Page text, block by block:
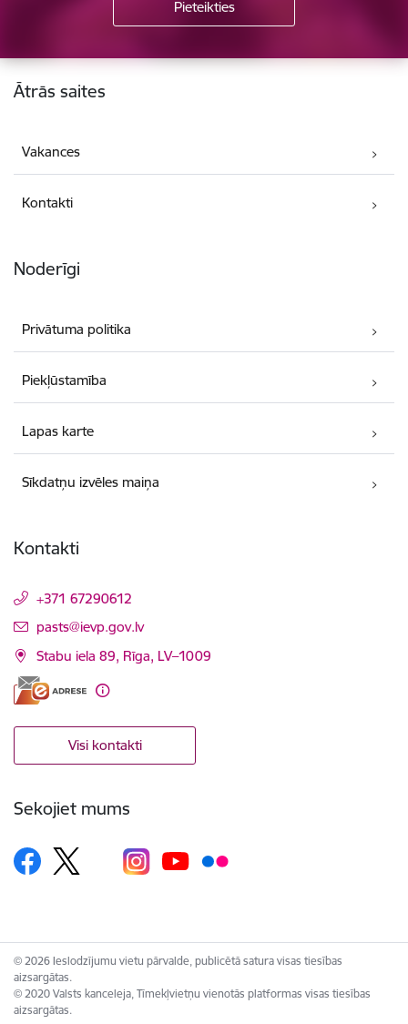
Kājene
Ātrās saites
Vakances
Kontakti
Noderīgi
Privātuma politika
Piekļūstamība
Lapas karte
Sīkdatņu izvēles maiņa
Kontakti
+371 67290612
E-pasts:
pasts@ievp.gov.lv
Stabu iela 89, Rīga, LV–1009
Visi kontakti
Sekojiet mums
© 2026 Ieslodzījumu vietu pārvalde, publicētā satura visas tiesības
aizsargātas.
© 2020 Valsts kanceleja, Tīmekļvietņu vienotās platformas visas tiesības
aizsargātas.